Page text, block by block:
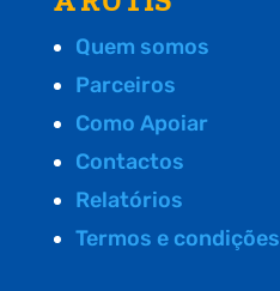
Quem somos
Parceiros
Como Apoiar
Contactos
Relatórios
Termos e condições